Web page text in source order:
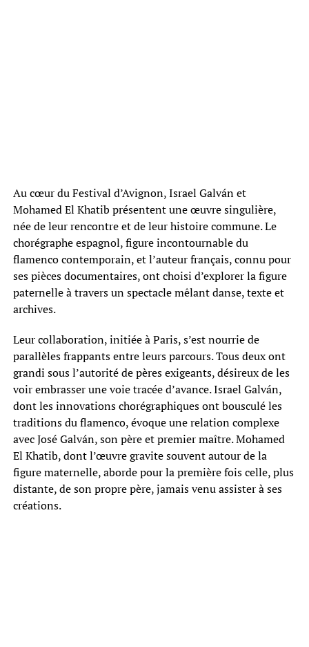
Au cœur du Festival d’Avignon, Israel Galván et
Mohamed El Khatib présentent une œuvre singulière,
née de leur rencontre et de leur histoire commune. Le
chorégraphe espagnol, figure incontournable du
flamenco contemporain, et l’auteur français, connu pour
ses pièces documentaires, ont choisi d’explorer la figure
paternelle à travers un spectacle mêlant danse, texte et
archives.
Leur collaboration, initiée à Paris, s’est nourrie de
parallèles frappants entre leurs parcours. Tous deux ont
grandi sous l’autorité de pères exigeants, désireux de les
voir embrasser une voie tracée d’avance. Israel Galván,
dont les innovations chorégraphiques ont bousculé les
traditions du flamenco, évoque une relation complexe
avec José Galván, son père et premier maître. Mohamed
El Khatib, dont l’œuvre gravite souvent autour de la
figure maternelle, aborde pour la première fois celle, plus
distante, de son propre père, jamais venu assister à ses
créations.